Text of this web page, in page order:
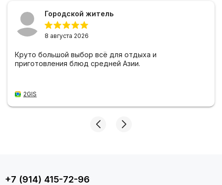
Городской житель
8 августа 2026
Круто большой выбор всё для отдыха и
приготовления блюд средней Азии.
2GIS
+7 (914) 415-72-96